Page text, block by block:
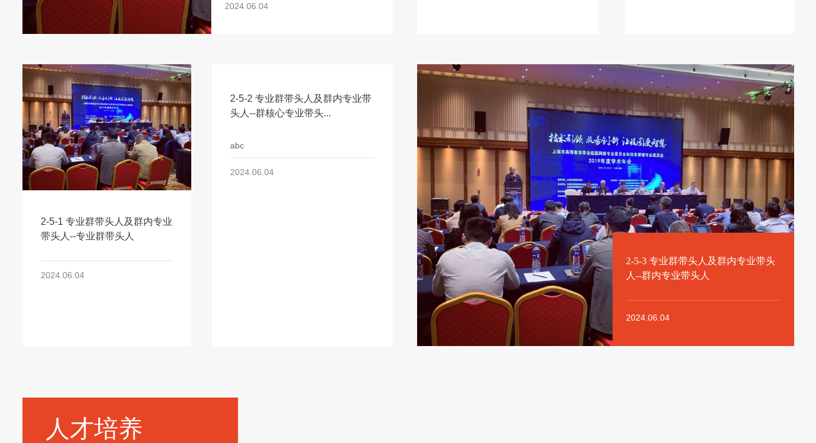
2024.06.04
2-5-1 专业群带头人及群内专业
带头人--专业群带头人
2024.06.04
2-5-2 专业群带头人及群内专业带
头人--群核心专业带头...
abc
2024.06.04
2-5-3 专业群带头人及群内专业带头
人--群内专业带头人
2024.06.04
人才培养